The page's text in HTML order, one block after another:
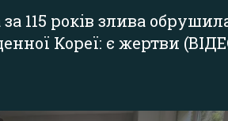
115 років злива
Кореї: є жертви